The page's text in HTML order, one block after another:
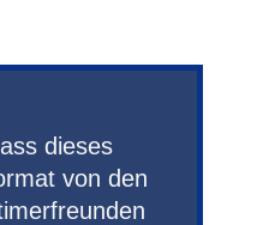
dieses
von den